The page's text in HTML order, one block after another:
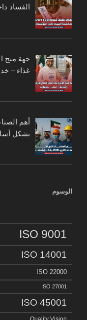
الفساد
جهة منح
غذاء –
بشكل
الوسوم
ISO 9001
ISO 14001
ISO 22000
ISO 27001
ISO 45001